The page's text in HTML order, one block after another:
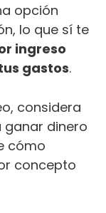
opción
lo que sí te
ingreso
gastos.
considera
ganar dinero
cómo
concepto